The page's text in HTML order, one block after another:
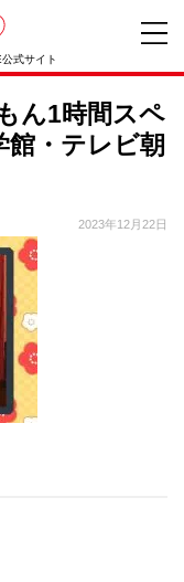
式サイト
ん1時間スペ
館・テレビ朝
2023年12月22日